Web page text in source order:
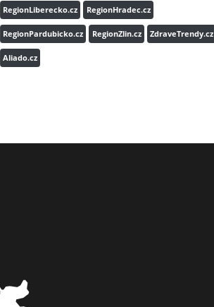
RegionLiberecko.cz RegionHradec.cz
RegionPardubicko.cz RegionZlin.cz ZdraveTrendy.cz
Aliado.cz